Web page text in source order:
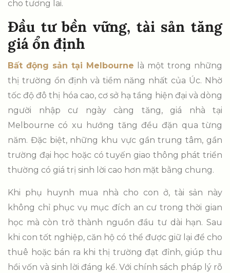
cho tương lai.
Đầu tư bền vững, tài sản tăng
giá ổn định
Bất động sản tại Melbourne là một trong những
thị trường ổn định và tiềm năng nhất của Úc. Nhờ
tốc độ đô thị hóa cao, cơ sở hạ tầng hiện đại và dòng
người nhập cư ngày càng tăng, giá nhà tại
Melbourne có xu hướng tăng đều đặn qua từng
năm. Đặc biệt, những khu vực gần trung tâm, gần
trường đại học hoặc có tuyến giao thông phát triển
thường có giá trị sinh lời cao hơn mặt bằng chung.
Khi phụ huynh mua nhà cho con ở, tài sản này
không chỉ phục vụ mục đích an cư trong thời gian
học mà còn trở thành nguồn đầu tư dài hạn. Sau
khi con tốt nghiệp, căn hộ có thể được giữ lại để cho
thuê hoặc bán ra khi thị trường đạt đỉnh, giúp thu
hồi vốn và sinh lời đáng kể. Với chính sách pháp lý rõ